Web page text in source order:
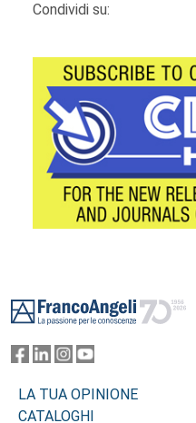
Condividi su:
LA TUA OPINIONE
CATALOGHI